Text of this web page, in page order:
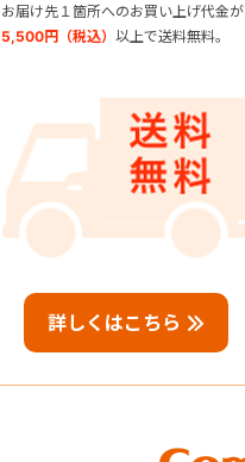
お届け先１箇所へのお買い上げ代金が
5,500円（税込） 以上で送料無料。
詳しくはこちら